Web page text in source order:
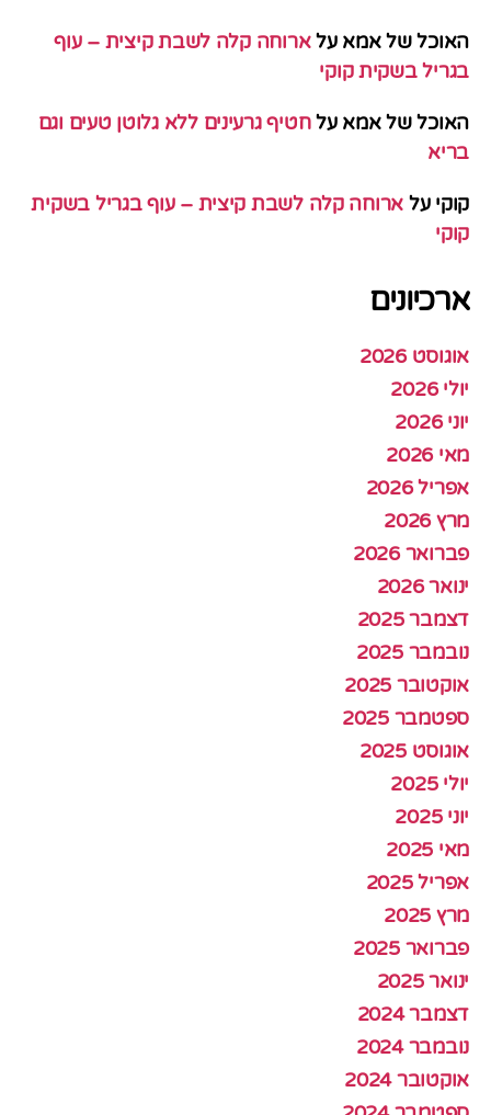
האוכל של אמא עלארוחה קלה לשבת קיצית – עוף
בגריל בשקית קוקי
האוכל של אמא עלחטיף גרעינים ללא גלוטן טעים וגם
בריא
קוקי על ארוחה קלה לשבת קיצית – עוף בגריל בשקית
קוקי
ארכיונים
אוגוסט 2026
יולי 2026
יוני 2026
מאי 2026
אפריל 2026
מרץ 2026
פברואר 2026
ינואר 2026
דצמבר 2025
נובמבר 2025
אוקטובר 2025
ספטמבר 2025
אוגוסט 2025
יולי 2025
יוני 2025
מאי 2025
אפריל 2025
מרץ 2025
פברואר 2025
ינואר 2025
דצמבר 2024
נובמבר 2024
אוקטובר 2024